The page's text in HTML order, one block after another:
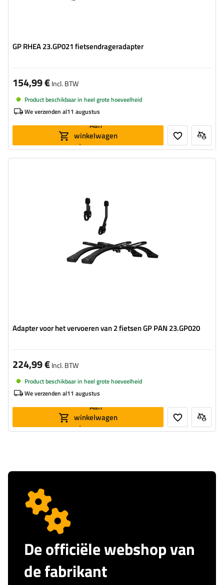
GP RHEA 23.GP021 fietsendrageradapter
154,99 €Incl. BTW
Product beschikbaar in heel grote hoeveelheid
We verzenden al11 augustus
Aan
winkelwagen
toevoegen
Adapter voor het vervoeren van 2 fietsen GP PAN 23.GP020
224,99 €Incl. BTW
Product beschikbaar in heel grote hoeveelheid
We verzenden al11 augustus
Aan
winkelwagen
toevoegen
De officiële webshop van
de fabrikant